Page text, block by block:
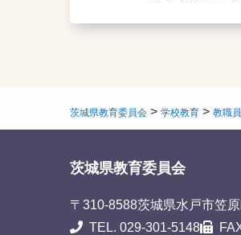
茨城県教育委員会 > 学校教育 > 教職
茨城県教育委員会
〒310-8588茨城県水戸市笠
TEL. 029-301-5148